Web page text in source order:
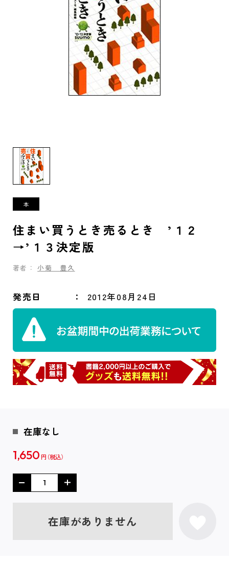
住まい買うとき売るとき ’１２
→’１３決定版
著者： 小菊 豊久
発売日 2012年08月24日
在庫なし
1,650 円
在庫がありません